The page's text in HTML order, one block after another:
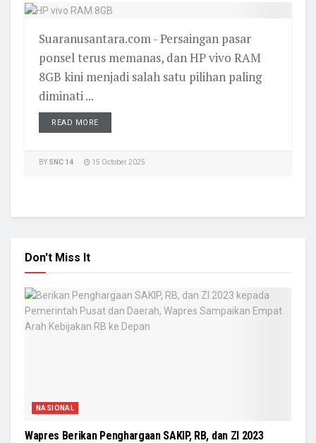
Suaranusantara.com - Persaingan pasar
ponsel terus memanas, dan HP vivo RAM
8GB kini menjadi salah satu pilihan paling
diminati ...
READ MORE
BY SNC 14 15 October 2025
Don't Miss It
NASIONAL
Wapres Berikan Penghargaan SAKIP, RB, dan ZI 2023